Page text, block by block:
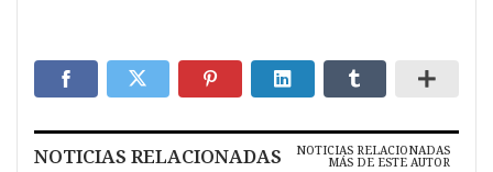
NOTICIAS RELACIONADAS NOTICIAS RELACIONADAS
MÁS DE ESTE AUTOR